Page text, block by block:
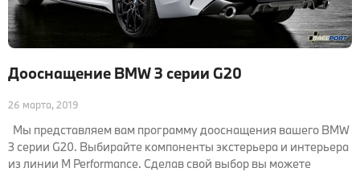
Дооснащение BMW 3 серии G20
26 марта, 2019
Мы представляем вам программу дооснащения вашего BMW
3 серии G20. Выбирайте компоненты экстерьера и интерьера
из линии M Performance. Сделав свой выбор вы можете